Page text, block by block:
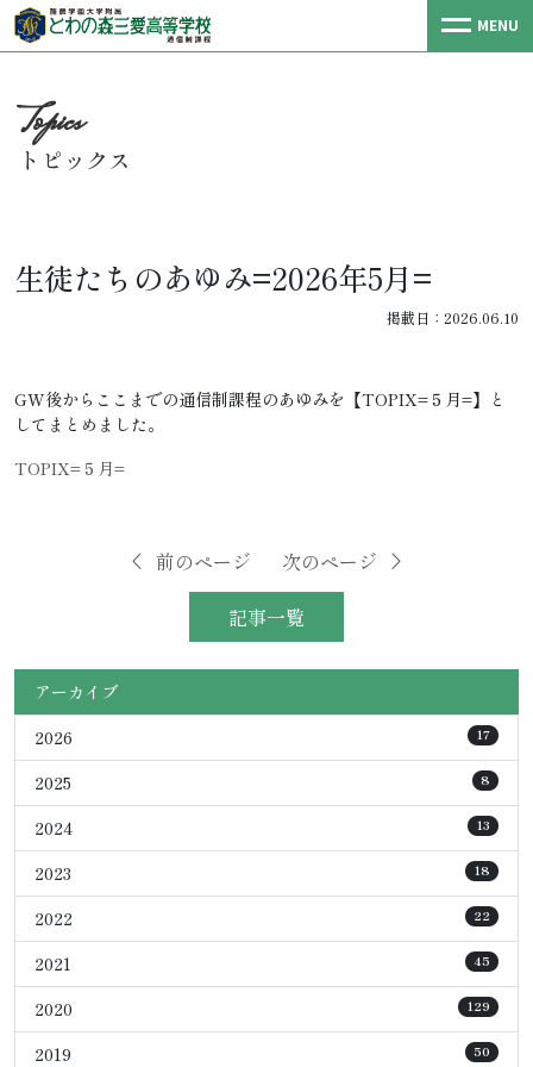
MENU
トピックス
生徒たちのあゆみ=2026年5月=
掲載日：2026.06.10
GW後からここまでの通信制課程のあゆみを【TOPIX=５月=】と
してまとめました。
TOPIX=５月=
前のページ
記事一覧
次のページ
アーカイブ
2026
17
2025 8
2024 13
2023 18
2022 22
2021 45
2020 129
2019 50